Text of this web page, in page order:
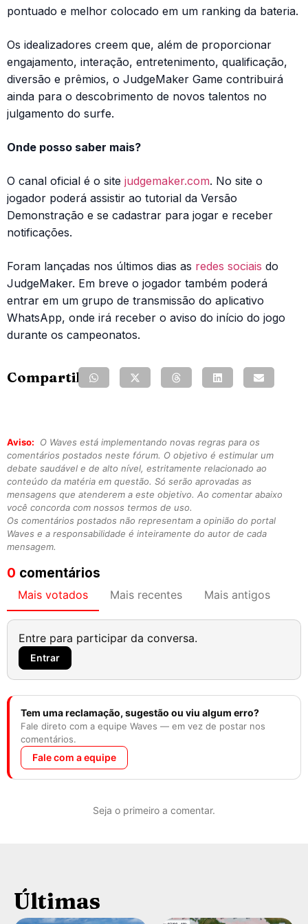
pontuado e melhor colocado em um ranking da bateria.
Os idealizadores creem que, além de proporcionar
engajamento, interação, entretenimento, qualificação,
diversão e prêmios, o JudgeMaker Game contribuirá
ainda para o descobrimento de novos talentos no
julgamento do surfe.
Onde posso saber mais?
O canal oficial é o site judgemaker.com. No site o
jogador poderá assistir ao tutorial da Versão
Demonstração e se cadastrar para jogar e receber
notificações.
Foram lançadas nos últimos dias as redes sociais do
JudgeMaker. Em breve o jogador também poderá
entrar em um grupo de transmissão do aplicativo
WhatsApp, onde irá receber o aviso do início do jogo
durante os campeonatos.
Compartilhe:
Aviso:
O Waves está implementando novas regras para os
comentários postados neste fórum. O objetivo é estimular um
debate saudável e de alto nível, estritamente relacionado ao
conteúdo da matéria em questão. Só serão aprovadas as
mensagens que atenderem a este objetivo. Ao comentar abaixo
você concorda com nossos termos de uso.
Os comentários postados não representam a opinião do portal
Waves e a responsabilidade é inteiramente do autor de cada
mensagem.
0 comentários
Mais votados Mais recentes Mais antigos
Entre para participar da conversa.
Entrar
Tem uma reclamação, sugestão ou viu algum erro?
Fale direto com a equipe Waves — em vez de postar nos
comentários.
Fale com a equipe
Seja o primeiro a comentar.
Últimas